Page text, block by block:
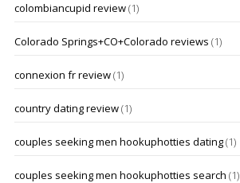
colombiancupid review(1)
Colorado Springs+CO+Colorado reviews (1)
connexion fr review(1)
country dating review(1)
couples seeking men hookuphotties dating(1)
couples seeking men hookuphotties search (1)